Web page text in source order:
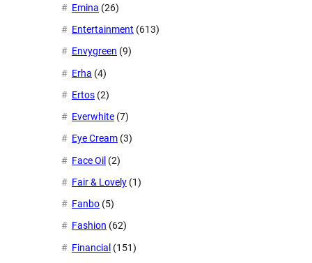
Emina (26)
Entertainment (613)
Envygreen (9)
Erha (4)
Ertos (2)
Everwhite (7)
Eye Cream (3)
Face Oil (2)
Fair & Lovely (1)
Fanbo (5)
Fashion (62)
Financial (151)